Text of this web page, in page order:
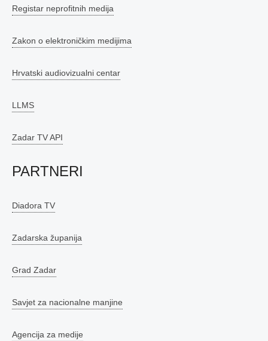
Registar neprofitnih medija
Zakon o elektroničkim medijima
Hrvatski audiovizualni centar
LLMS
Zadar TV API
PARTNERI
Diadora TV
Zadarska županija
Grad Zadar
Savjet za nacionalne manjine
Agencija za medije